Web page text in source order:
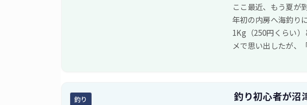
ここ最近、もう夏が
年初の内房へ海釣り
1Kg（250円くらい
メで思い出したが、
釣り 釣り初心者が沼